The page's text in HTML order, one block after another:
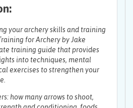
your archery skills and training
for Archeryby Jake
training guide that provides
into techniques, mental
exercises to strengthen your
how many arrows to shoot,